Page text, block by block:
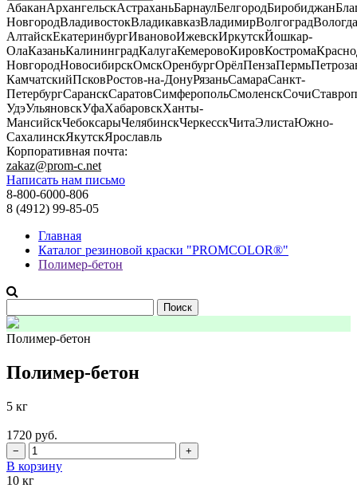
АбаканАрхангельскАстраханьБарнаулБелгородБиробиджан
НовгородВладивостокВладикавказВладимирВолгоградВологда
АлтайскЕкатеринбургИвановоИжевскИркутскЙошкар-
ОлаКазаньКалининградКалугаКемеровоКировКострома
НовгородНовосибирскОмскОренбургОрёлПензаПермь
КамчатскийПсковРостов-на-ДонуРязаньСамараСанкт-
ПетербургСаранскСаратовСимферопольСмоленскСочи
УдэУльяновскУфаХабаровскХанты-
МансийскЧебоксарыЧелябинскЧеркесскЧитаЭлистаЮжно-
СахалинскЯкутскЯрославль
Корпоративная почта:
zakaz@prom-c.net
Написать нам письмо
8-800-6000-806
8 (4912) 99-85-05
Главная
Каталог резиновой краски "PROMCOLOR®"
Полимер-бетон
Полимер-бетон
Полимер-бетон
5 кг
1720 руб.
− +
В корзину
10 кг